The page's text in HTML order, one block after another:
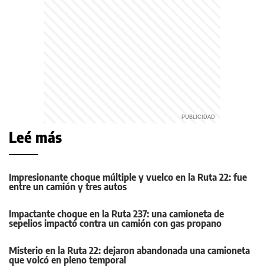
Leé más
Impresionante choque múltiple y vuelco en la Ruta 22: fue
entre un camión y tres autos
Impactante choque en la Ruta 237: una camioneta de
sepelios impactó contra un camión con gas propano
Misterio en la Ruta 22: dejaron abandonada una camioneta
que volcó en pleno temporal